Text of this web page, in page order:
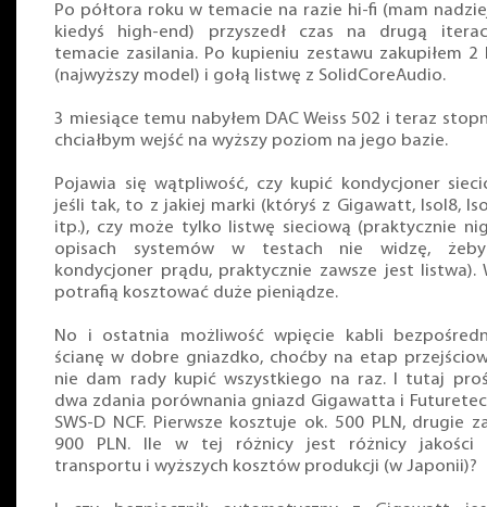
Po półtora roku w temacie na razie hi-fi (mam
kiedyś high-end) przyszedł czas na drugą
temacie zasilania. Po kupieniu zestawu zakupiłem 2
(najwyższy model) i gołą listwę z SolidCoreAudio.
3 miesiące temu nabyłem DAC Weiss 502 i teraz
chciałbym wejść na wyższy poziom na jego bazie.
Pojawia się wątpliwość, czy kupić kondycjoner
jeśli tak, to z jakiej marki (któryś z Gigawatt, Isol8,
itp.), czy może tylko listwę sieciową (praktycznie
opisach systemów w testach nie widzę,
kondycjoner prądu, praktycznie zawsze jest listwa).
potrafią kosztować duże pieniądze.
No i ostatnia możliwość wpięcie kabli
ścianę w dobre gniazdko, choćby na etap
nie dam rady kupić wszystkiego na raz. I tutaj
dwa zdania porównania gniazd Gigawatta i
SWS-D NCF. Pierwsze kosztuje ok. 500 PLN, drugie
900 PLN. Ile w tej różnicy jest różnicy jakości
transportu i wyższych kosztów produkcji (w Japonii)?